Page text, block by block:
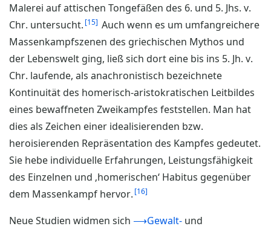
Malerei auf attischen Tongefäßen des 6. und 5. Jhs. v.
Chr. untersucht. 15 Auch wenn es um umfangreichere
Massenkampfszenen des griechischen Mythos und
der Lebenswelt ging, ließ sich dort eine bis ins 5. Jh. v.
Chr. laufende, als anachronistisch bezeichnete
Kontinuität des homerisch-aristokratischen Leitbildes
eines bewaffneten Zweikampfes feststellen. Man hat
dies als Zeichen einer idealisierenden bzw.
heroisierenden Repräsentation des Kampfes gedeutet.
Sie hebe individuelle Erfahrungen, Leistungsfähigkeit
des Einzelnen und ‚homerischen‘ Habitus gegenüber
dem Massenkampf hervor. 16
Neue Studien widmen sich ⟶Gewalt- und